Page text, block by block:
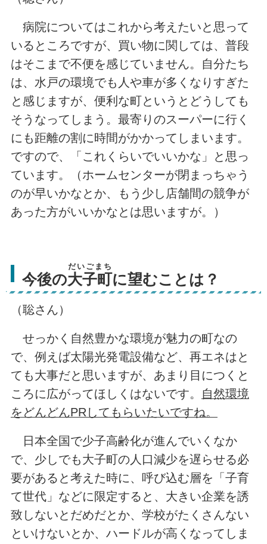
病院についてはこれから考えたいと思って
いるところですが、買い物に関しては、普段
はそこまで不便を感じていません。自分たち
は、水戸の環境でも人や車が多くなりすぎた
と感じますが、便利な町というとどうしても
そうなってしまう。最寄りのスーパーに行く
にも距離の割に時間がかかってしまいます。
ですので、「これくらいでいいかな」と思っ
ています。（ホームセンターが閉まっちゃう
のが早いかなとか、もう少し店舗間の競争が
あった方がいいかなとは思いますが。）
今後の大子町
だいごまち
に望むことは？
（聡さん）
せっかく自然豊かな環境が魅力の町なの
で、例えば太陽光発電設備など、再エネはと
ても大事だと思いますが、あまり目につくと
ころに広がってほしくはないです。 自然環境
をどんどんPRしてもらいたいですね。
日本全国で少子高齢化が進んでいくなか
で、少しでも大子町の人口減少を遅らせる必
要があると考えた時に、呼び込む層を「子育
て世代」などに限定すると、大きい企業を誘
致しないとだめだとか、学校がたくさんない
といけないとか、ハードルが高くなってしま